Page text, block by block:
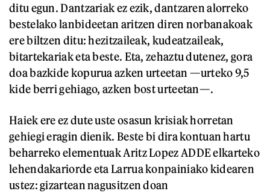
ditu egun. Dantzariak ez ezik, dantzaren alorreko
bestelako lanbideetan aritzen diren norbanakoak
ere biltzen ditu: hezitzaileak, kudeatzaileak,
bitartekariak eta beste. Eta, zehaztu dutenez, gora
doa bazkide kopurua azken urteetan —urteko 9,5
kide berri gehiago, azken bost urteetan—.
Haiek ere ez dute uste osasun krisiak horretan
gehiegi eragin dienik. Beste bi dira kontuan hartu
beharreko elementuak Aritz Lopez ADDE elkarteko
lehendakariorde eta Larrua konpainiako kidearen
ustez: gizartean nagusitzen doan